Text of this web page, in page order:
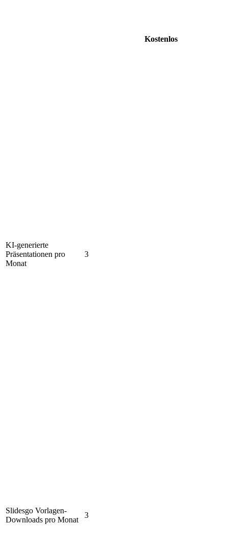
Kostenlos
KI-generierte
Präsentationen pro
Monat
3
Slidesgo Vorlagen-
Downloads pro Monat
3